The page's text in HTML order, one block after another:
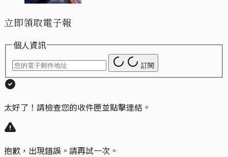
立即領取電子報
個人資訊
訂閱
太好了！請檢查您的收件匣並點擊連結。
抱歉，出現錯誤。請再試一次。